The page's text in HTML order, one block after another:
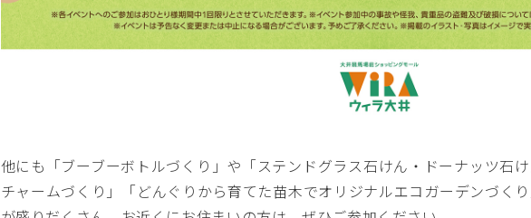
他にも「ブーブーボトルづくり」や「ステンドグラス石けん・ドーナッツ石
チャームづくり」「どんぐりから育てた苗木でオリジナルエコガーデンづく